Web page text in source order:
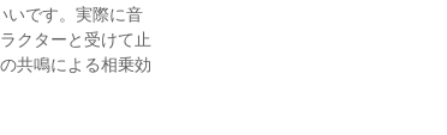
いです。実際に音
クターと受けて止
共鳴による相乗効